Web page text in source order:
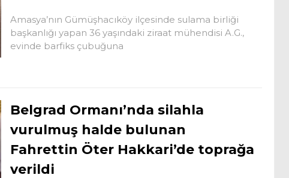
Amasya’nın Gümüşhacıköy ilçesinde sulama birliği
başkanlığı yapan 36 yaşındaki ziraat mühendisi A.G.,
evinde barfiks çubuğuna
Belgrad Ormanı’nda silahla
vurulmuş halde bulunan
Fahrettin Öter Hakkari’de toprağa
verildi